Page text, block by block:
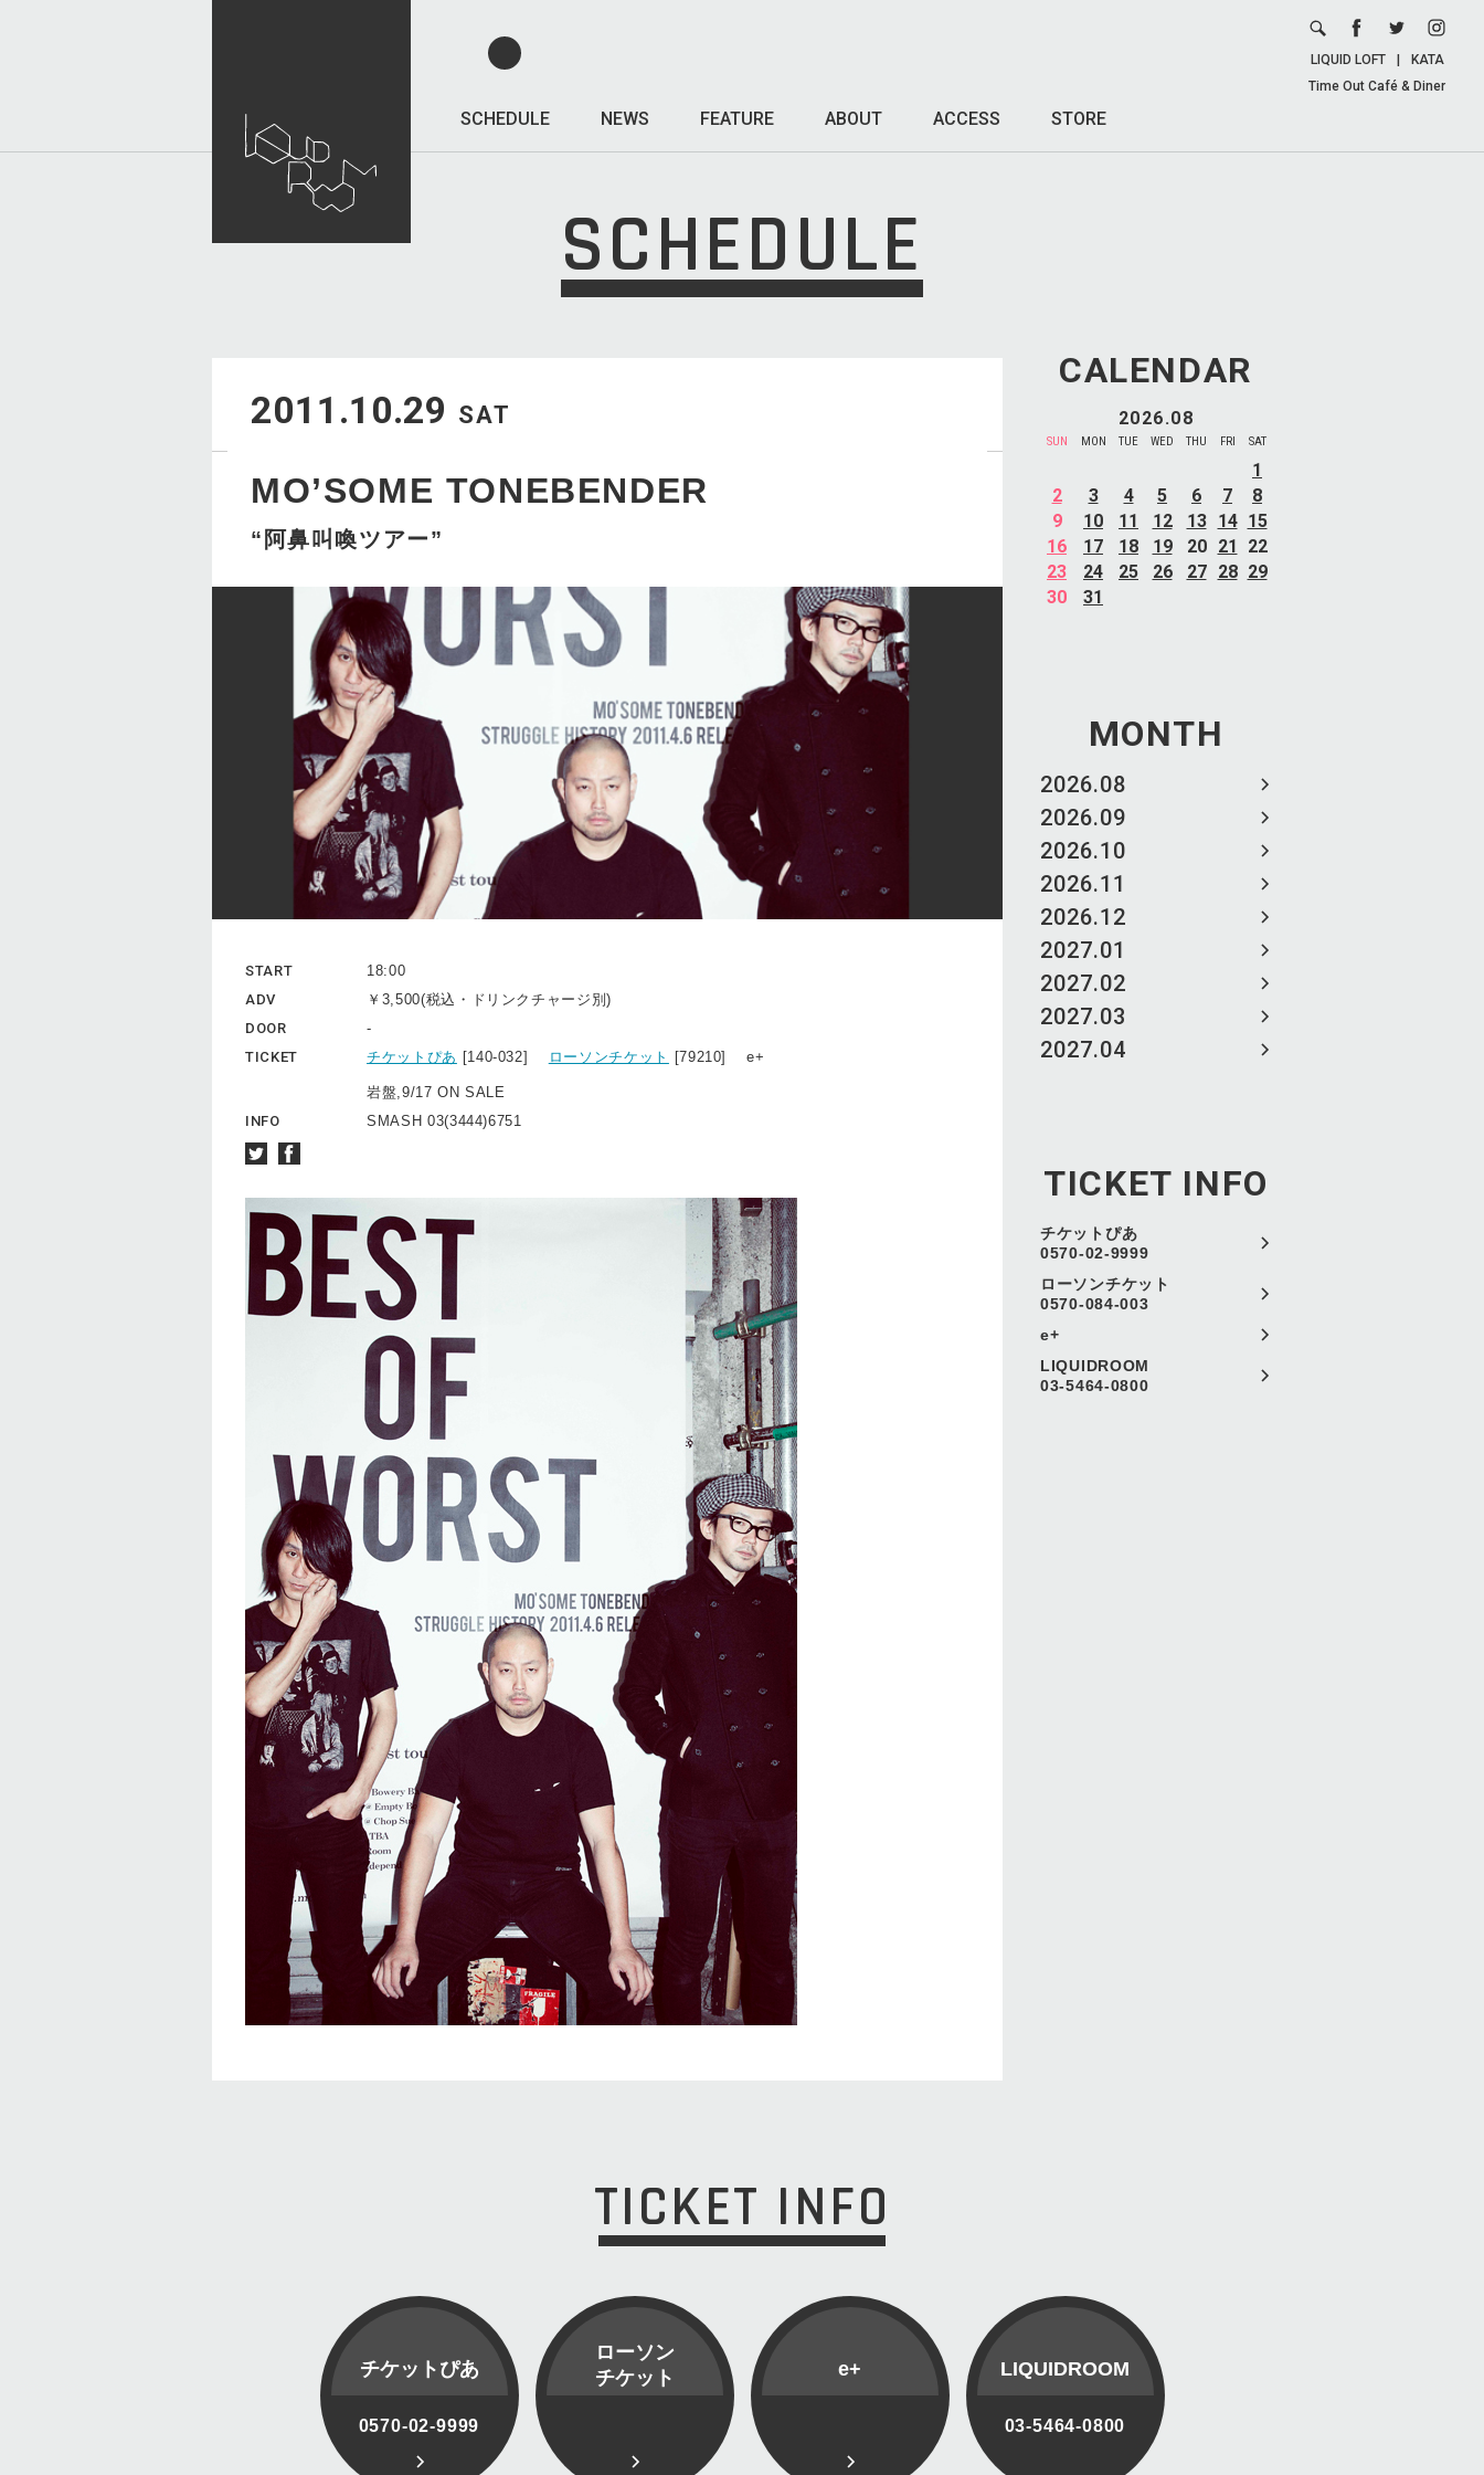
SCHEDULE NEWS FEATURE ABOUT ACCESS STORE
LIQUID LOFT
KATA
Time Out Café & Diner
SCHEDULE
CALENDAR
2026.08
SUN MON TUE WED THU FRI SAT
1
2
3 4 5 6 7
8
9
10 11 12 13 14 15
16
17 18 19 20 21
22
23
24 25 26 27 28 29
30
31
MONTH
2026.08
2026.09
2026.10
2026.11
2026.12
2027.01
2027.02
2027.03
2027.04
TICKET INFO
チケットぴあ
0570-02-9999
ローソンチケット
0570-084-003
e+
LIQUIDROOM
03-5464-0800
2011.10.29 SAT
MO’SOME TONEBENDER
“阿鼻叫喚ツアー”
START
18:00
ADV
￥3,500(税込・ドリンクチャージ別)
DOOR
-
TICKET
チケットぴあ [140-032] ローソンチケット [79210] e+
岩盤,9/17 ON SALE
INFO
SMASH 03(3444)6751
TICKET INFO
チケットぴあ
0570-02-9999
ローソン
チケット
e+ LIQUIDROOM
03-5464-0800